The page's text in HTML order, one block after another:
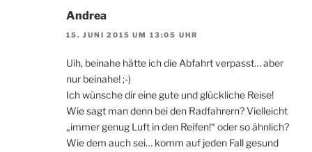
Andrea
15. JUNI 2015 UM 13:05 UHR
Uih, beinahe hätte ich die Abfahrt verpasst… aber
nur beinahe! ;-)
Ich wünsche dir eine gute und glückliche Reise!
Wie sagt man denn bei den Radfahrern? Vielleicht
„immer genug Luft in den Reifen!“ oder so ähnlich?
Wie dem auch sei… komm auf jeden Fall gesund